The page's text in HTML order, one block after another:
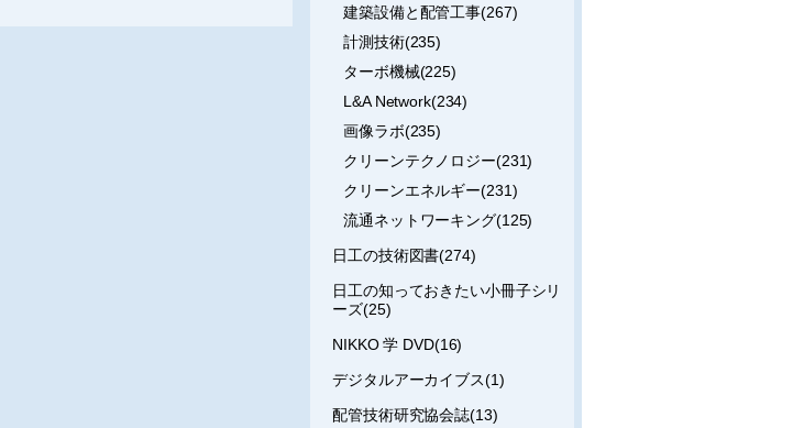
建築設備と配管工事(267)
計測技術(235)
ターボ機械(225)
L&A Network(234)
画像ラボ(235)
クリーンテクノロジー(231)
クリーンエネルギー(231)
流通ネットワーキング(125)
日工の技術図書(274)
日工の知っておきたい小冊子シリ
ーズ(25)
NIKKO 学 DVD(16)
デジタルアーカイブス(1)
配管技術研究協会誌(13)